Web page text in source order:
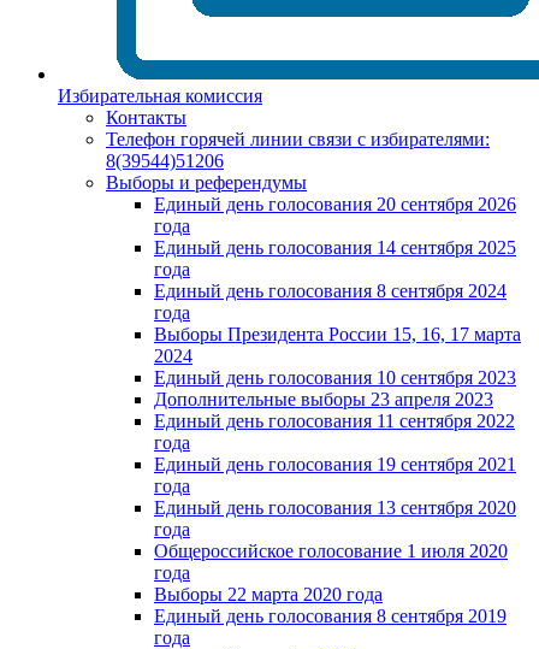
Избирательная комиссия
Контакты
Телефон горячей линии связи с избирателями:
8(39544)51206
Выборы и референдумы
Единый день голосования 20 сентября 2026
года
Единый день голосования 14 сентября 2025
года
Единый день голосования 8 сентября 2024
года
Выборы Президента России 15, 16, 17 марта
2024
Единый день голосования 10 сентября 2023
Дополнительные выборы 23 апреля 2023
Единый день голосования 11 сентября 2022
года
Единый день голосования 19 сентября 2021
года
Единый день голосования 13 сентября 2020
года
Общероссийское голосование 1 июля 2020
года
Выборы 22 марта 2020 года
Единый день голосования 8 сентября 2019
года